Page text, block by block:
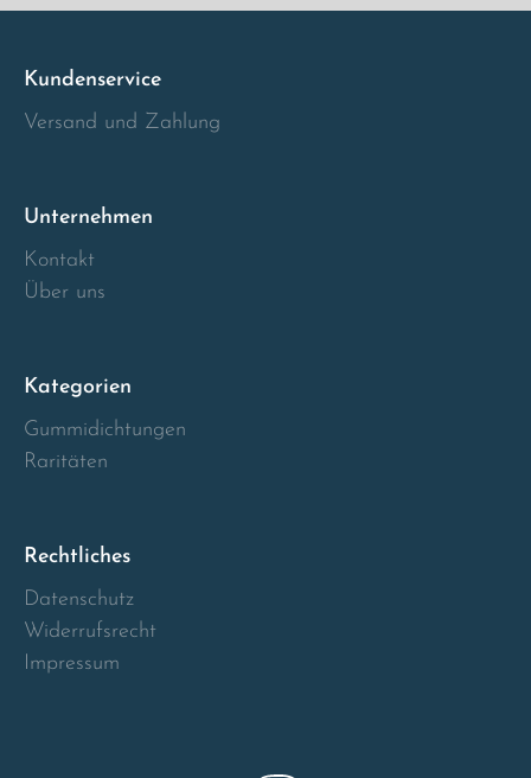
Kundenservice
Versand und Zahlung
Unternehmen
Kontakt
Über uns
Kategorien
Gummidichtungen
Raritäten
Rechtliches
Datenschutz
Widerrufsrecht
Impressum
Italia
Latvia
Luxembourg
Macedonia
Montenegro
Netherlands
Poland